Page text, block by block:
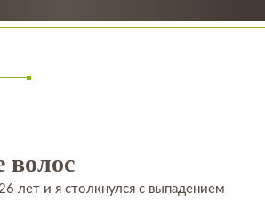
волос
лет и я столкнулся с выпадением